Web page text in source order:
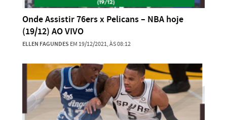
Onde Assistir 76ers x Pelicans – NBA hoje
(19/12) AO VIVO
ELLEN FAGUNDES EM 19/12/2021, ÀS 08:12